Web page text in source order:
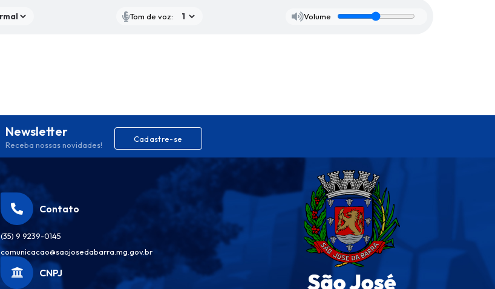
Tom de voz: Volume
Newsletter
Receba nossas novidades!
Cadastre-se
Contato
(35) 9 9239-0145
comunicacao@saojosedabarra.mg.gov.br
CNPJ